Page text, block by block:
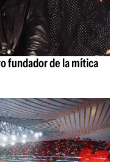
fundador de la mítica